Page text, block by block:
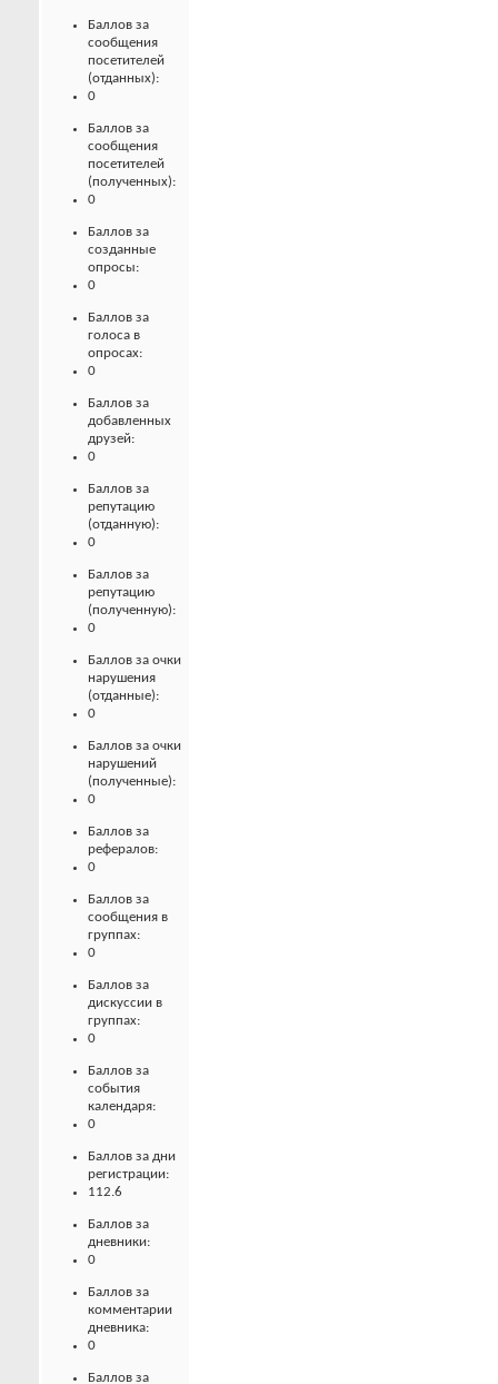
Баллов за
сообщения
посетителей
(отданных):
0
Баллов за
сообщения
посетителей
(полученных):
0
Баллов за
созданные
опросы:
0
Баллов за
голоса в
опросах:
0
Баллов за
добавленных
друзей:
0
Баллов за
репутацию
(отданную):
0
Баллов за
репутацию
(полученную):
0
Баллов за очки
нарушения
(отданные):
0
Баллов за очки
нарушений
(полученные):
0
Баллов за
рефералов:
0
Баллов за
сообщения в
группах:
0
Баллов за
дискуссии в
группах:
0
Баллов за
события
календаря:
0
Баллов за дни
регистрации:
112.6
Баллов за
дневники:
0
Баллов за
комментарии
дневника:
0
Баллов за